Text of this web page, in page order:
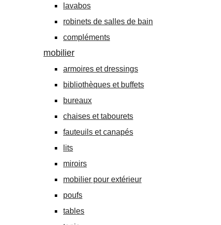
lavabos
robinets de salles de bain
compléments
mobilier
armoires et dressings
bibliothèques et buffets
bureaux
chaises et tabourets
fauteuils et canapés
lits
miroirs
mobilier pour extérieur
poufs
tables